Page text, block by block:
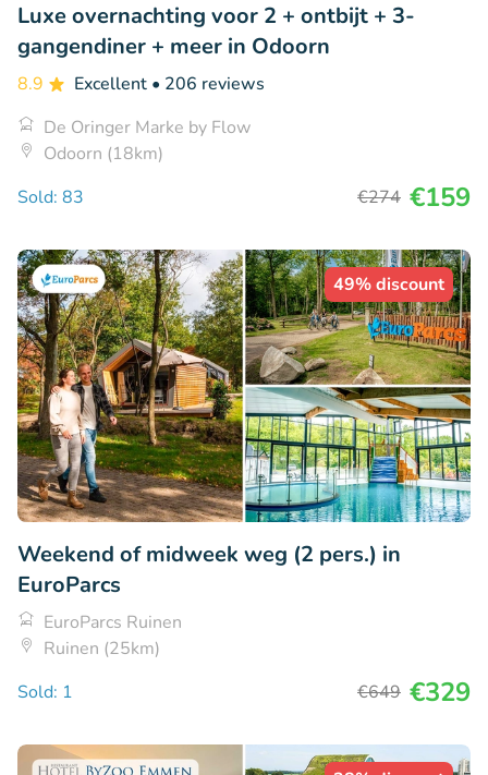
Luxe overnachting voor 2 + ontbijt + 3-
gangendiner + meer in Odoorn
8.9 Excellent • 206 reviews
De Oringer Marke by Flow
Odoorn (18km)
Sold: 83
€274 €159
49% discount
Weekend of midweek weg (2 pers.) in
EuroParcs
EuroParcs Ruinen
Ruinen (25km)
Sold: 1
€649 €329